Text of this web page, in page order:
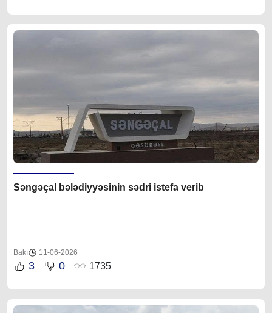
Səngəçal bələdiyyəsinin sədri istefa verib
Bakı 11-06-2026
3 0 1735